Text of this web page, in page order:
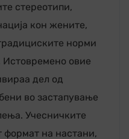
стереотипи,
кон жените,
норми
Истовремено овие
дел од
во застапување
Учесничките
формат на настани,